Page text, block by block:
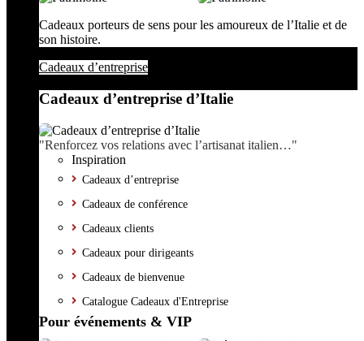
Cadeaux porteurs de sens pour les amoureux de l’Italie et de
son histoire.
Cadeaux d’entreprise
Cadeaux d’entreprise d’Italie
"Renforcez vos relations avec l’artisanat italien…"
Inspiration
Cadeaux d’entreprise
Cadeaux de conférence
Cadeaux clients
Cadeaux pour dirigeants
Cadeaux de bienvenue
Catalogue Cadeaux d'Entreprise
Pour événements & VIP